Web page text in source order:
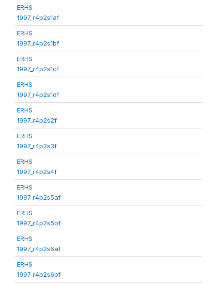
ERHS
1997_r4p2s1af
ERHS
1997_r4p2s1bf
ERHS
1997_r4p2s1cf
ERHS
1997_r4p2s1df
ERHS
1997_r4p2s2f
ERHS
1997_r4p2s3f
ERHS
1997_r4p2s4f
ERHS
1997_r4p2s5af
ERHS
1997_r4p2s5bf
ERHS
1997_r4p2s6af
ERHS
1997_r4p2s6bf